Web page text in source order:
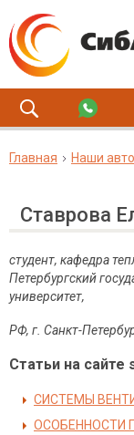
Главная Наши
Ставрова
студент, кафедра
Петербургский
университет,
РФ, г. Санкт-
Статьи на сайте
СИСТЕМЫ
ОСОБЕННОСТИ